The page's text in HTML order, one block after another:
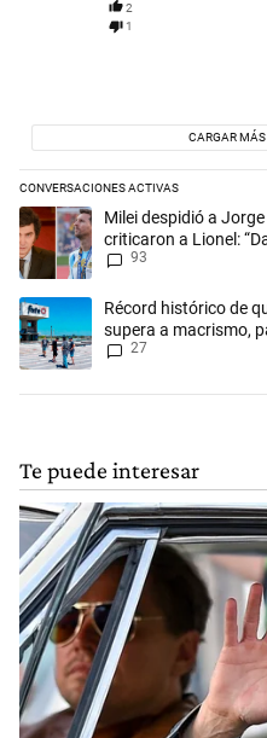
2
1
CARGAR
CONVERSACIONES ACTIVAS
Este listado muestra los
Un artículo de tendencia con el
Milei despidió a
criticaron a Lionel:
Messi”
93
Un artículo de tendencia con el
Récord histórico de
supera a macrismo,
27